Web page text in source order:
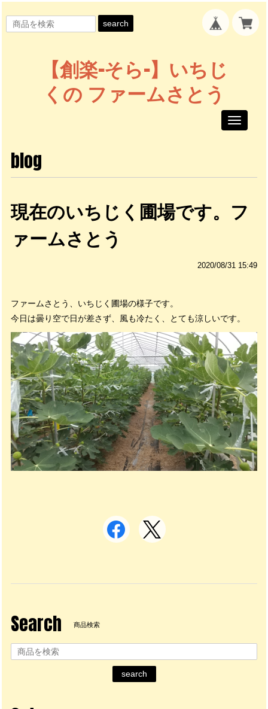
search
【創楽-そら-】いちじ
くの ファームさとう
Toggle
blog
現在のいちじく圃場です。フ
ァームさとう
2020/08/31 15:49
ファームさとう、いちじく圃場の様子です。
今日は曇り空で日が差さず、風も冷たく、とても涼しいです。
Search 商品検索
search